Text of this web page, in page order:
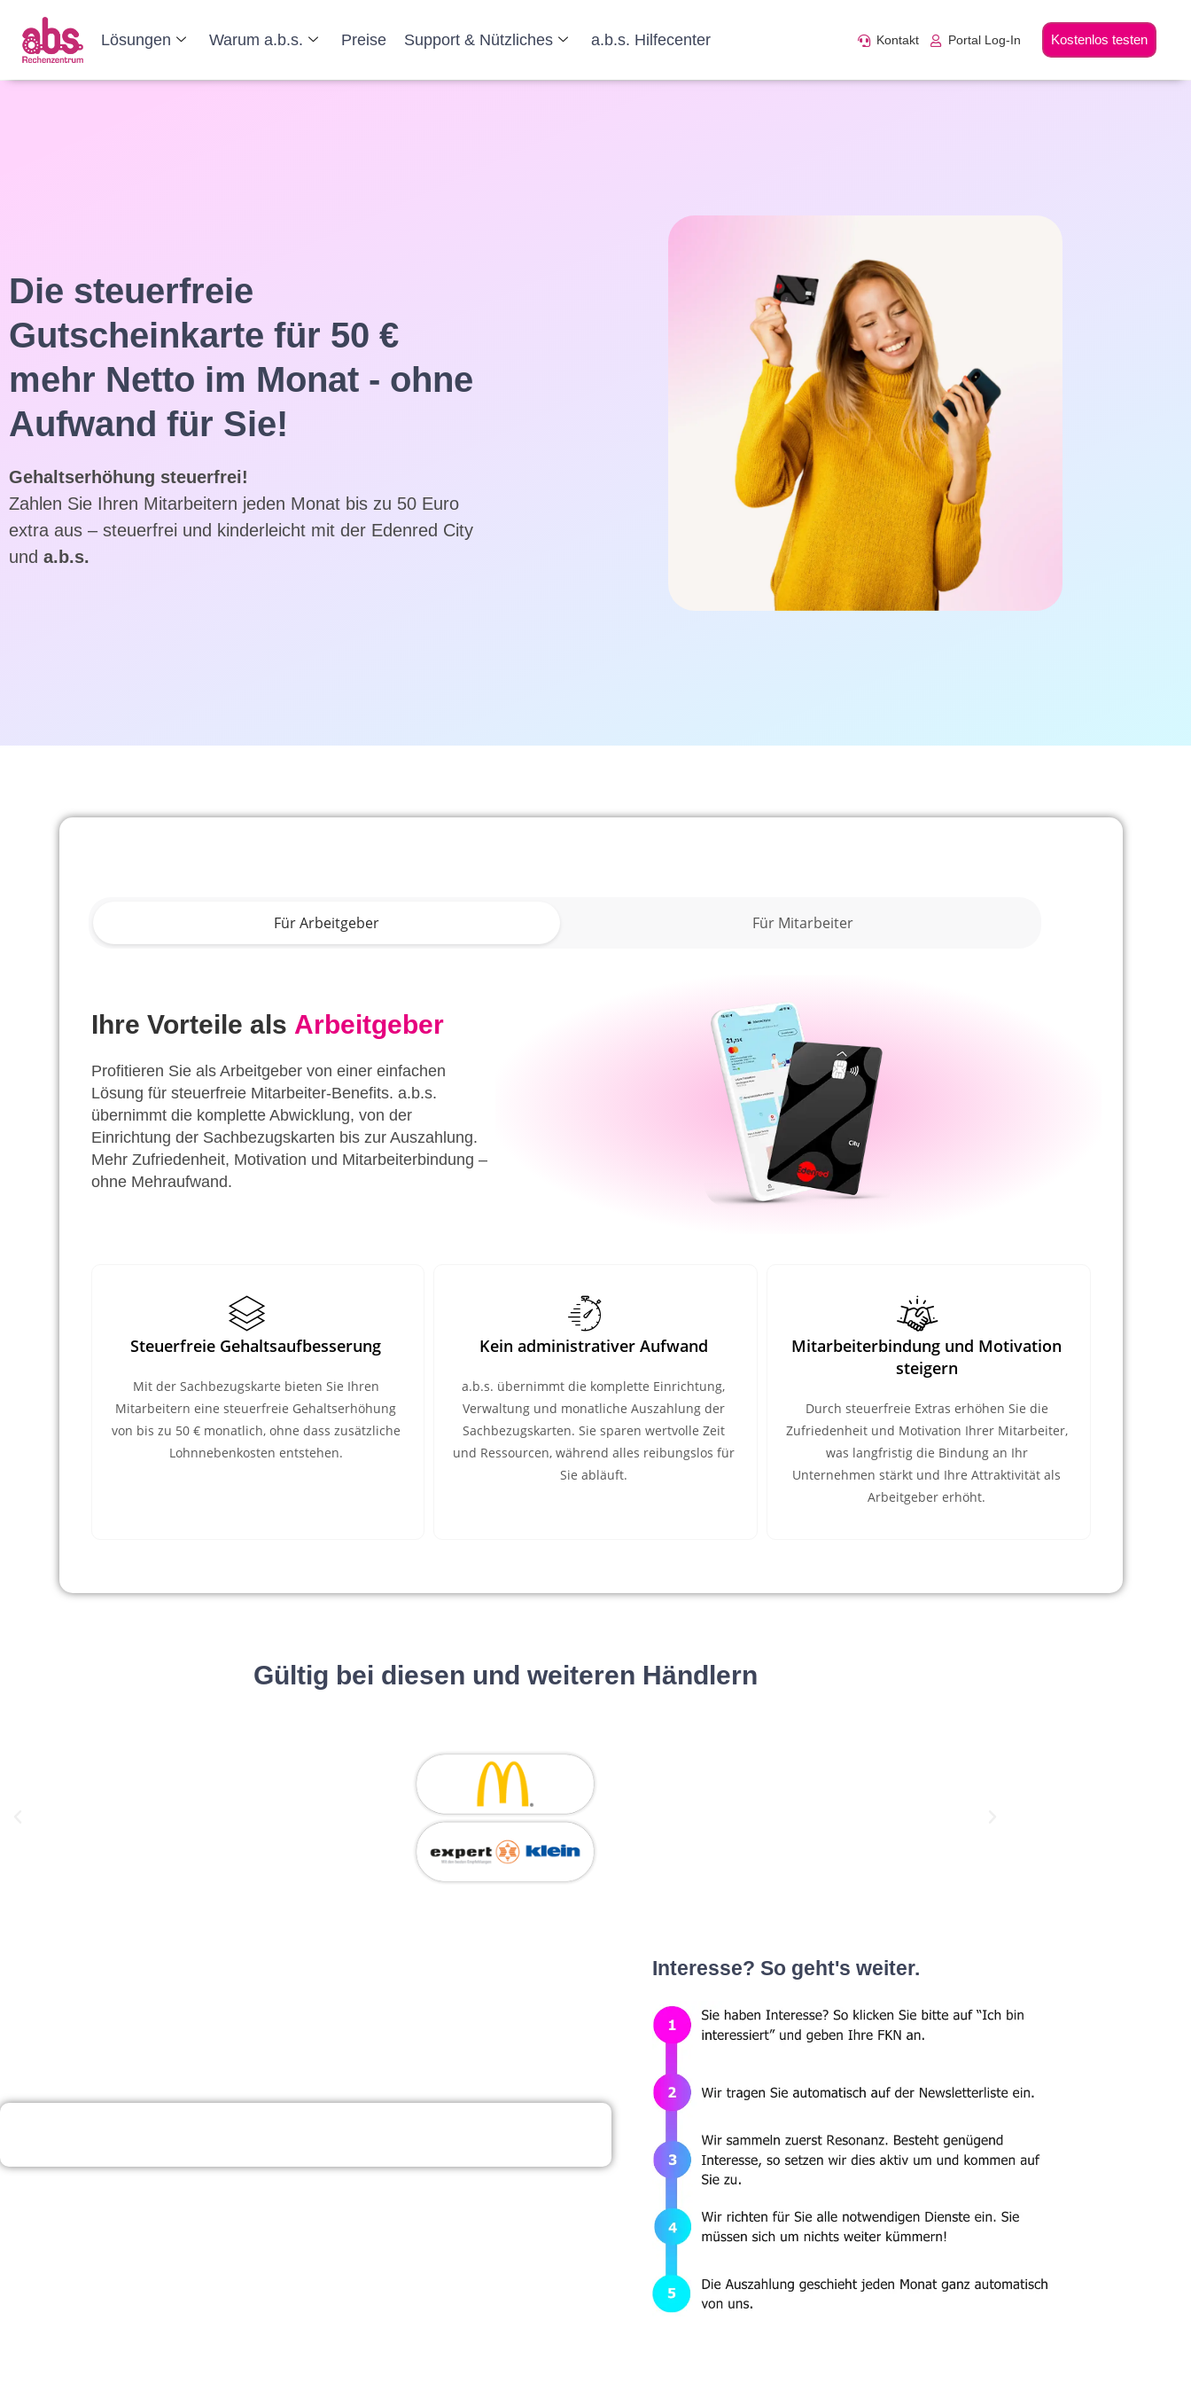
Lösungen Warum a.b.s. Preise Support & Nützliches a.b.s. Hilfecenter Kontakt Portal Log-In Kostenlos testen
Die steuerfreie
Gutscheinkarte für 50 €
mehr Netto im Monat - ohne
Aufwand für Sie!
Gehaltserhöhung steuerfrei!
Zahlen Sie Ihren Mitarbeitern jeden Monat bis zu 50 Euro
extra aus – steuerfrei und kinderleicht mit der Edenred City
und a.b.s.
Für Arbeitgeber Für Mitarbeiter
Ihre Vorteile als Arbeitgeber
Profitieren Sie als Arbeitgeber von einer einfachen
Lösung für steuerfreie Mitarbeiter-Benefits. a.b.s.
übernimmt die komplette Abwicklung, von der
Einrichtung der Sachbezugskarten bis zur Auszahlung.
Mehr Zufriedenheit, Motivation und Mitarbeiterbindung –
ohne Mehraufwand.
Steuerfreie Gehaltsaufbesserung
Mit der Sachbezugskarte bieten Sie Ihren
Mitarbeitern eine steuerfreie Gehaltserhöhung
von bis zu 50 € monatlich, ohne dass zusätzliche
Lohnnebenkosten entstehen.
Kein administrativer Aufwand
a.b.s. übernimmt die komplette Einrichtung,
Verwaltung und monatliche Auszahlung der
Sachbezugskarten. Sie sparen wertvolle Zeit
und Ressourcen, während alles reibungslos für
Sie abläuft.
Mitarbeiterbindung und Motivation
steigern
Durch steuerfreie Extras erhöhen Sie die
Zufriedenheit und Motivation Ihrer Mitarbeiter,
was langfristig die Bindung an Ihr
Unternehmen stärkt und Ihre Attraktivität als
Arbeitgeber erhöht.
Gültig bei diesen und weiteren Händlern
Interesse? So geht's weiter.